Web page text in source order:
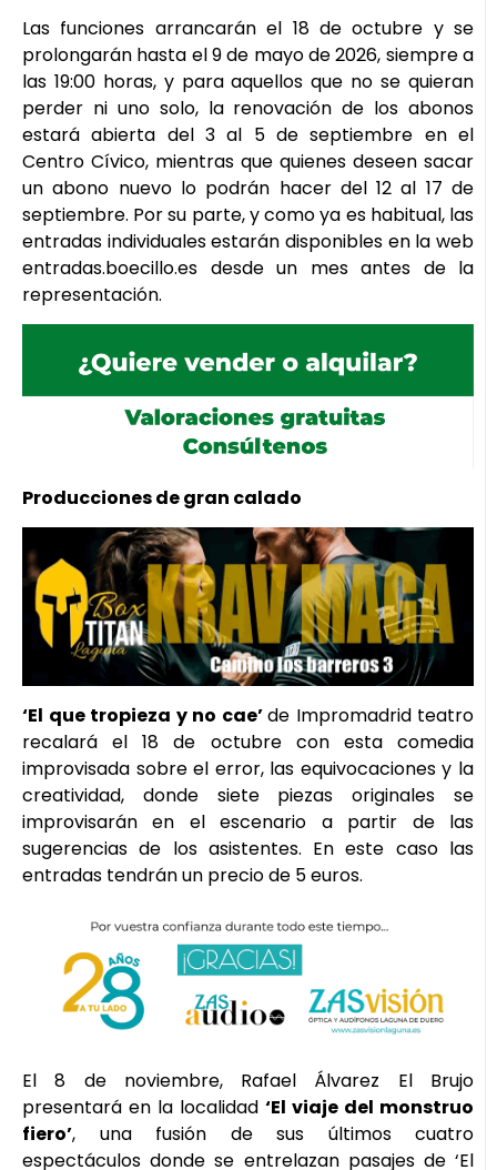
Las funciones arrancarán el 18 de octubre y se
prolongarán hasta el 9 de mayo de 2026, siempre a
las 19:00 horas, y para aquellos que no se quieran
perder ni uno solo, la renovación de los abonos
estará abierta del 3 al 5 de septiembre en el
Centro Cívico, mientras que quienes deseen sacar
un abono nuevo lo podrán hacer del 12 al 17 de
septiembre. Por su parte, y como ya es habitual, las
entradas individuales estarán disponibles en la web
entradas.boecillo.es desde un mes antes de la
representación.
Producciones de gran calado
‘El que tropieza y no cae’de Impromadrid teatro
recalará el 18 de octubre con esta comedia
improvisada sobre el error, las equivocaciones y la
creatividad, donde siete piezas originales se
improvisarán en el escenario a partir de las
sugerencias de los asistentes. En este caso las
entradas tendrán un precio de 5 euros.
El 8 de noviembre, Rafael Álvarez El Brujo
presentará en la localidad ‘El viaje del monstruo
fiero’, una fusión de sus últimos cuatro
espectáculos donde se entrelazan pasajes de ‘El